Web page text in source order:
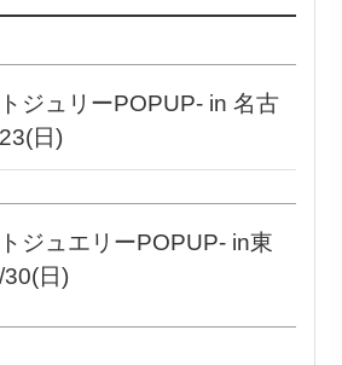
トジュリーPOPUP- in 名古
日)
トジュエリーPOPUP- in東
日)